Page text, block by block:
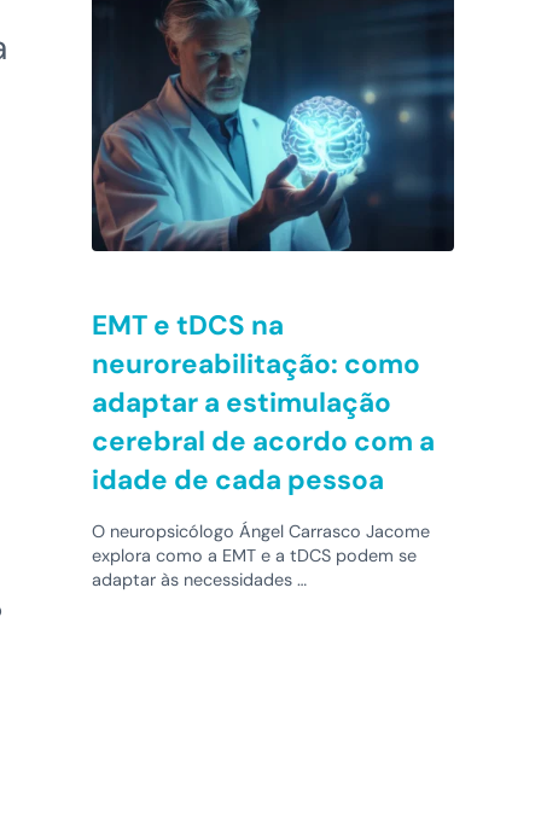
EMT e tDCS na
neuroreabilitação: como
adaptar a estimulação
cerebral de acordo com a
idade de cada pessoa
O neuropsicólogo Ángel Carrasco Jacome
explora como a EMT e a tDCS podem se
adaptar às necessidades …